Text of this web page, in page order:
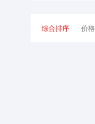
综合排序 价格